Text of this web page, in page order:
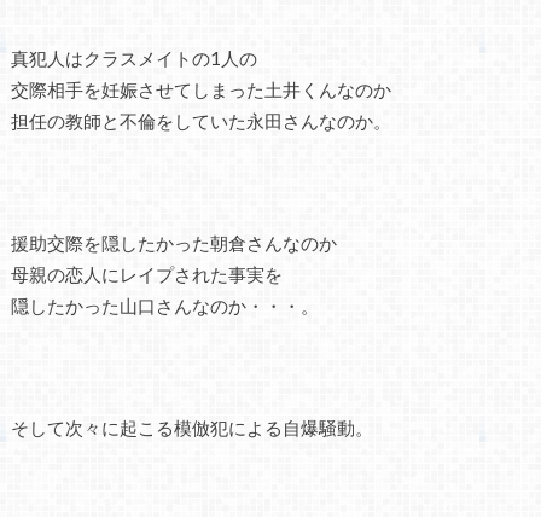
真犯人はクラスメイトの1人の
交際相手を妊娠させてしまった土井くんなのか
担任の教師と不倫をしていた永田さんなのか。
援助交際を隠したかった朝倉さんなのか
母親の恋人にレイプされた事実を
隠したかった山口さんなのか・・・。
そして次々に起こる模倣犯による自爆騒動。